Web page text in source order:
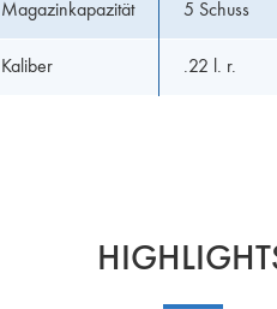
Magazinkapazität 5 Schuss
Kaliber .22 l. r.